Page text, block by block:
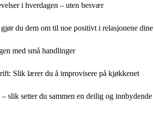
i hverdagen – uten besvær
du dem om til noe positivt i relasjonene dine
med små handlinger
Slik lærer du å improvisere på kjøkkenet
– slik setter du sammen en deilig og innbydende